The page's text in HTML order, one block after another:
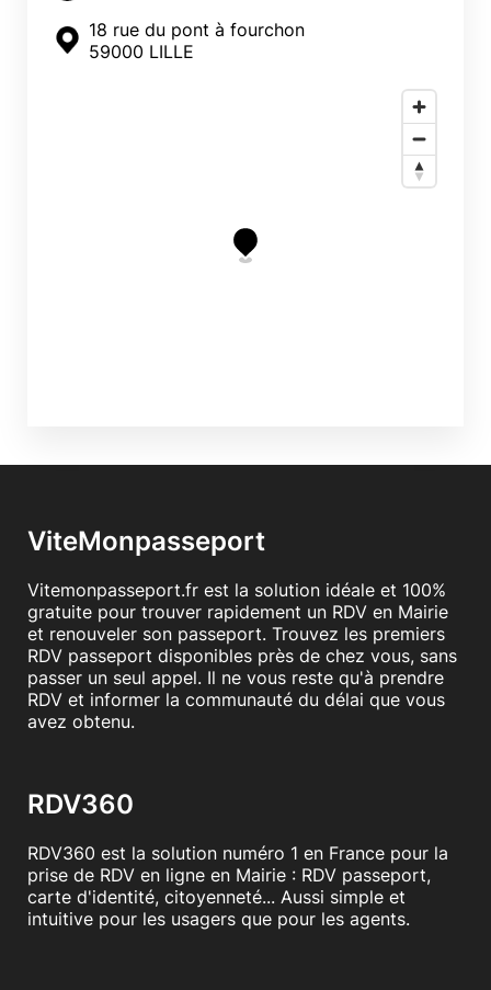
18 rue du pont à fourchon
59000 LILLE
ViteMonpasseport
Vitemonpasseport.fr est la solution idéale et 100%
gratuite pour trouver rapidement un RDV en Mairie
et renouveler son passeport. Trouvez les premiers
RDV passeport disponibles près de chez vous, sans
passer un seul appel. Il ne vous reste qu'à prendre
RDV et informer la communauté du délai que vous
avez obtenu.
RDV360
RDV360 est la solution numéro 1 en France pour la
prise de RDV en ligne en Mairie : RDV passeport,
carte d'identité, citoyenneté... Aussi simple et
intuitive pour les usagers que pour les agents.